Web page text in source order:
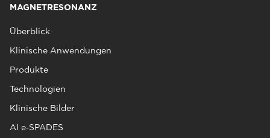
MAGNETRESONANZ
Überblick
Klinische Anwendungen
Produkte
Technologien
Klinische Bilder
AI e‑SPADES